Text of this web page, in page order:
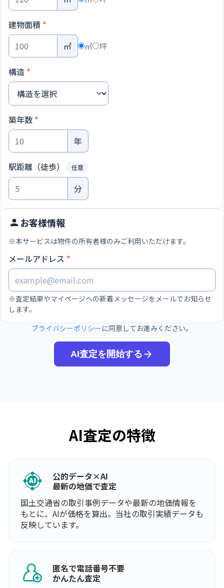
AI査定の特徴
公的データ×AI
最新の地価で査定
国土交通省の取引事例データや最新の地価情報を
もとに、AIが価格を算出。当社の取引実績データも
反映しています。
匿名で電話番号不要
かんたん査定